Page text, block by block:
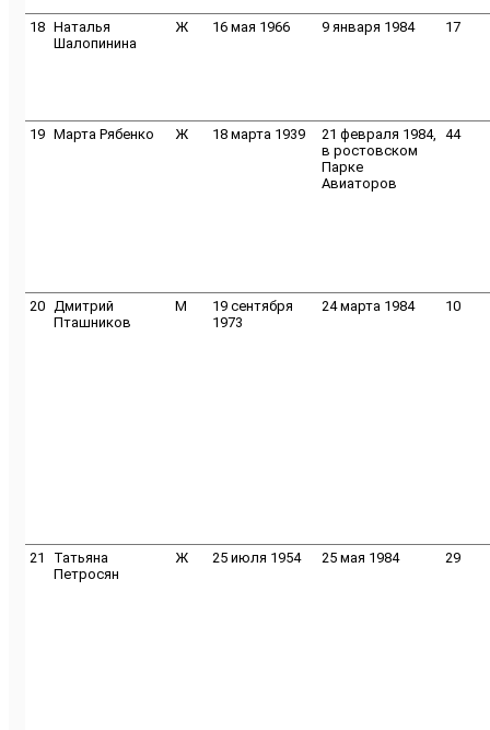
18 Наталья
Шалопинина
Ж 16 мая 1966 9 января 1984 17
19 Марта Рябенко Ж 18 марта 1939
21 февраля 1984,
в ростовском
Парке
Авиаторов
44
20 Дмитрий
Пташников
M
19 сентября
1973
24 марта 1984 10
21
Татьяна
Петросян
Ж 25 июля 1954 25 мая 1984 29